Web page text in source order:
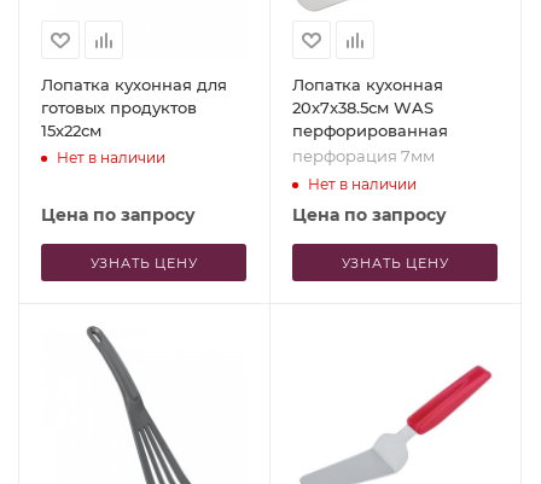
Лопатка кухонная для
готовых продуктов
15x22см
Нет в наличии
Цена по запросу
УЗНАТЬ ЦЕНУ
Лопатка кухонная
20x7x38.5см WAS
перфорированная
перфорация 7мм
Нет в наличии
Цена по запросу
УЗНАТЬ ЦЕНУ